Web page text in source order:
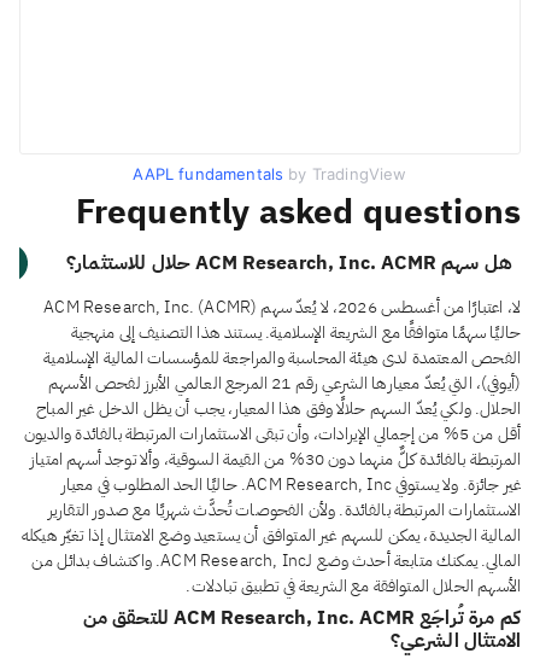
AAPL fundamentals by TradingView
Frequently asked questions
هل سهم ACM Research, Inc. ACMR حلال للاستثمار؟
لا، اعتبارًا من أغسطس 2026، لا يُعدّ سهم ACM Research, Inc. (ACMR)
حاليًا سهمًا متوافقًا مع الشريعة الإسلامية. يستند هذا التصنيف إلى منهجية
الفحص المعتمدة لدى هيئة المحاسبة والمراجعة للمؤسسات المالية الإسلامية
(أيوفي)، التي يُعدّ معيارها الشرعي رقم 21 المرجع العالمي الأبرز لفحص الأسهم
الحلال. ولكي يُعدّ السهم حلالًا وفق هذا المعيار، يجب أن يظل الدخل غير المباح
أقل من 5% من إجمالي الإيرادات، وأن تبقى الاستثمارات المرتبطة بالفائدة والديون
المرتبطة بالفائدة كلٌّ منهما دون 30% من القيمة السوقية، وألا توجد أسهم امتياز
غير جائزة. ولا يستوفي ACM Research, Inc. حاليًا الحد المطلوب في معيار
الاستثمارات المرتبطة بالفائدة. ولأن الفحوصات تُحدَّث شهريًا مع صدور التقارير
المالية الجديدة، يمكن للسهم غير المتوافق أن يستعيد وضع الامتثال إذا تغيّر هيكله
المالي. يمكنك متابعة أحدث وضع لـACM Research, Inc. واكتشاف بدائل من
الأسهم الحلال المتوافقة مع الشريعة في تطبيق تبادلات.
كم مرة تُراجَع ACM Research, Inc. ACMR للتحقق من
الامتثال الشرعي؟